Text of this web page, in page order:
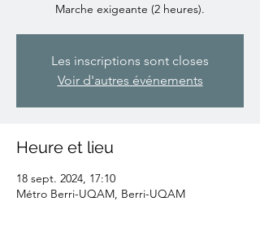
Marche exigeante (2 heures).
Les inscriptions sont closes
Voir d'autres événements
Heure et lieu
18 sept. 2024, 17:10
Métro Berri-UQAM, Berri-UQAM